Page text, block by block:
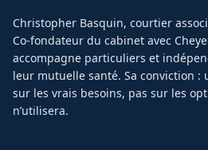
Christopher Basquin, courtier
Co-fondateur du cabinet avec
accompagne particuliers et
leur mutuelle santé. Sa conviction :
sur les vrais besoins, pas sur les
n’utilisera.